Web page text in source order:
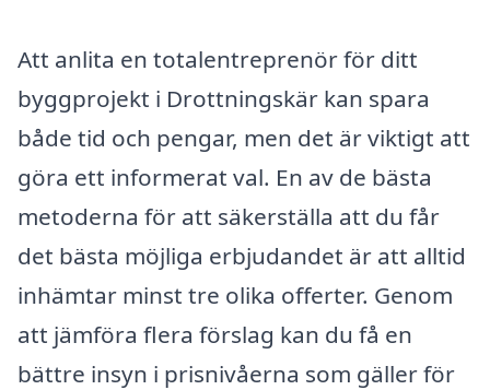
Att anlita en totalentreprenör för ditt
byggprojekt i Drottningskär kan spara
både tid och pengar, men det är viktigt att
göra ett informerat val. En av de bästa
metoderna för att säkerställa att du får
det bästa möjliga erbjudandet är att alltid
inhämtar minst tre olika offerter. Genom
att jämföra flera förslag kan du få en
bättre insyn i prisnivåerna som gäller för